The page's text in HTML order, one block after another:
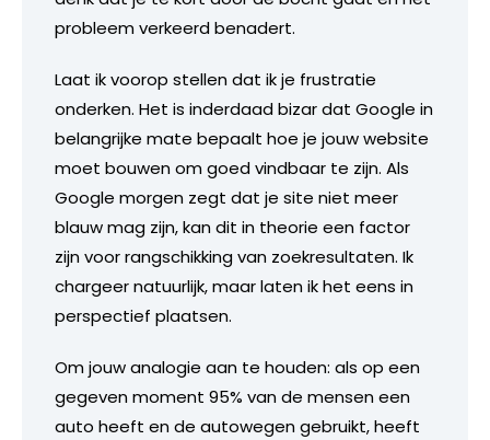
probleem verkeerd benadert.
Laat ik voorop stellen dat ik je frustratie
onderken. Het is inderdaad bizar dat Google in
belangrijke mate bepaalt hoe je jouw website
moet bouwen om goed vindbaar te zijn. Als
Google morgen zegt dat je site niet meer
blauw mag zijn, kan dit in theorie een factor
zijn voor rangschikking van zoekresultaten. Ik
chargeer natuurlijk, maar laten ik het eens in
perspectief plaatsen.
Om jouw analogie aan te houden: als op een
gegeven moment 95% van de mensen een
auto heeft en de autowegen gebruikt, heeft